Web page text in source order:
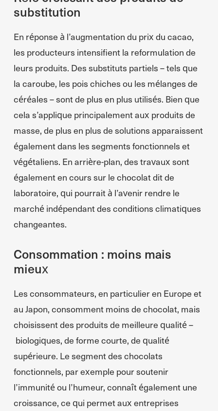
substitution
En réponse à l’augmentation du prix du cacao,
les producteurs intensifient la reformulation de
leurs produits. Des substituts partiels – tels que
la caroube, les pois chiches ou les mélanges de
céréales – sont de plus en plus utilisés. Bien que
cela s’applique principalement aux produits de
masse, de plus en plus de solutions apparaissent
également dans les segments fonctionnels et
végétaliens. En arrière-plan, des travaux sont
également en cours sur le chocolat dit de
laboratoire, qui pourrait à l’avenir rendre le
marché indépendant des conditions climatiques
changeantes.
Consommation : moins mais
mieux
Les consommateurs, en particulier en Europe et
au Japon, consomment moins de chocolat, mais
choisissent des produits de meilleure qualité –
biologiques, de forme courte, de qualité
supérieure. Le segment des chocolats
fonctionnels, par exemple pour soutenir
l’immunité ou l’humeur, connaît également une
croissance, ce qui permet aux entreprises